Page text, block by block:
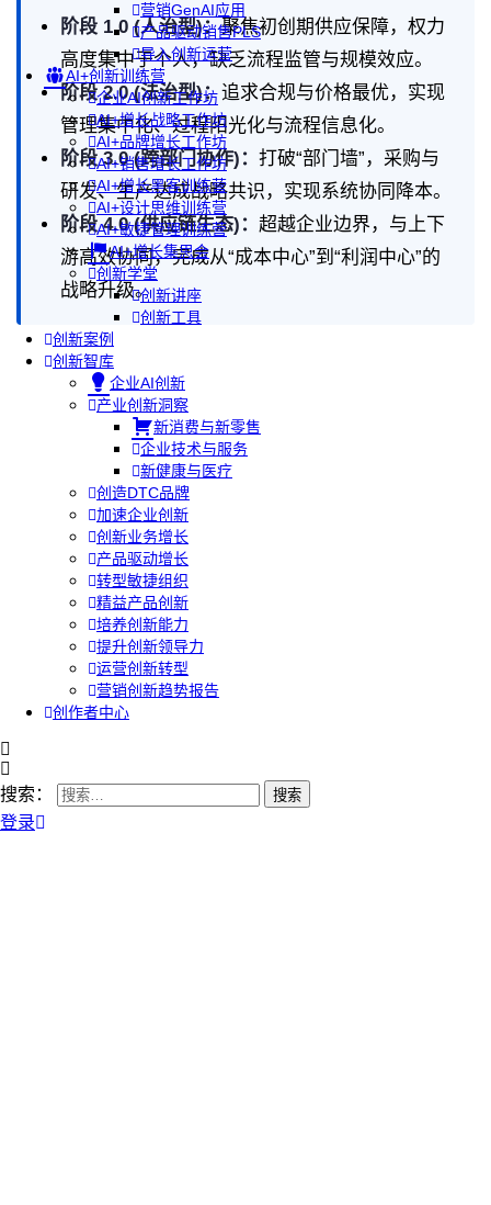
营销GenAI应用
产品驱动销售PLS
导入创新运营
AI+创新训练营
企业AI创新工作坊
AI+增长战略工作坊
AI+品牌增长工作坊
AI+销售增长工作坊
AI+增长黑客训练营
AI+设计思维训练营
AI+敏捷管理训练营
AI+增长集思会
创新学堂
创新讲座
创新工具
创新案例
创新智库
企业AI创新
产业创新洞察
新消费与新零售
企业技术与服务
新健康与医疗
创造DTC品牌
加速企业创新
创新业务增长
产品驱动增长
转型敏捷组织
精益产品创新
培养创新能力
提升创新领导力
运营创新转型
营销创新趋势报告
创作者中心
搜索：
登录
阶段 1.0 (人治型)：聚焦初创期供应保障，权力
高度集中于个人，缺乏流程监管与规模效应。
阶段 2.0 (法治型)：追求合规与价格最优，实现
管理集中化、过程阳光化与流程信息化。
阶段 3.0 (跨部门协作)： 打破“部门墙”，采购与
研发、生产达成战略共识，实现系统协同降本。
阶段 4.0 (供应链生态)： 超越企业边界，与上下
游高效协同，完成从“成本中心”到“利润中心”的
战略升级。